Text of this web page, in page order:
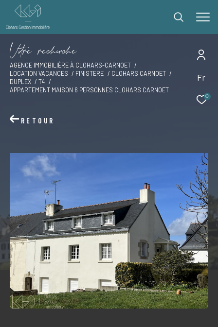
Fr
0
Vore recece
AGENCE IMMOBILIÈRE À CLOHARS-CARNOET
LOCATION VACANCES
FINISTERE
CLOHARS CARNOET
DUPLEX
T4
APPARTEMENT MAISON 6 PERSONNES CLOHARS CARNOET
RETOUR
Effectuer une recherche
et trouver le bien qui correspond à vos critères
Type
Type
de
bien
Type de bien
Budget
Budget
Surface
Surface
Pièces
Pièces